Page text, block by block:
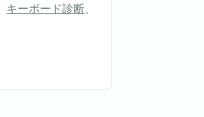
キーボード診断、